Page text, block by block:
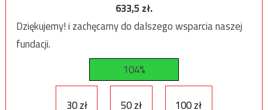
633,5zł.
Dziękujemy! i zachęcamy do dalszego wsparcia naszej
fundacji.
104%
30 zł 50 zł 100 zł